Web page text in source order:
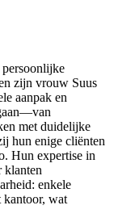
zijn vrouw Suus
aanpak en
met duidelijke
hun enige cliënten
Hun expertise in
klanten
enkele
kantoor, wat